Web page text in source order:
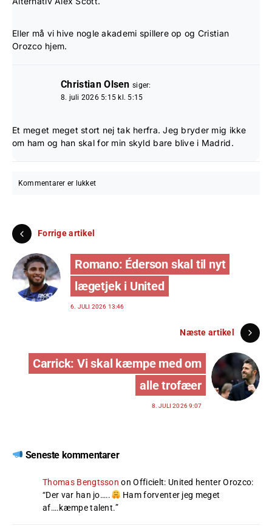
Eller må vi hive nogle akademi spillere op og Cristian
Orozco hjem.
Christian Olsen siger:
8. juli 2026 5:15 kl. 5:15
Et meget meget stort nej tak herfra. Jeg bryder mig ikke
om ham og han skal for min skyld bare blive i Madrid.
Kommentarer er lukket
Forrige artikel
Romano: Éderson skal til nyt
lægetjek i United
6. JULI 2026 13:46
Næste artikel
Carrick: Vi skal kæmpe med om
alle trofæer
8. JULI 2026 9:07
Seneste kommentarer
Thomas Bengtsson onOfficielt: United henter Orozco:
“Der var han jo…..
Ham forventer jeg meget
af….kæmpe talent.”